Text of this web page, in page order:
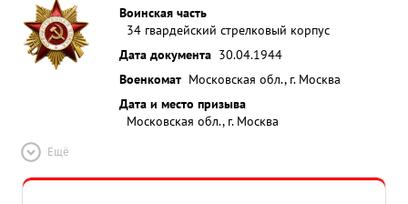
Воинская часть
34 гвардейский стрелковый корпус
Дата документа 30.04.1944
Военкомат Московская обл., г. Москва
Дата и место призыва
Московская обл., г. Москва
Ещё